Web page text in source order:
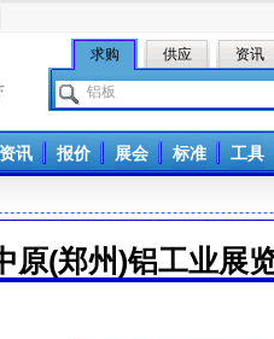
求购 供应 资讯
资讯 报价 展会 标准 工具
原(郑州)铝工业展